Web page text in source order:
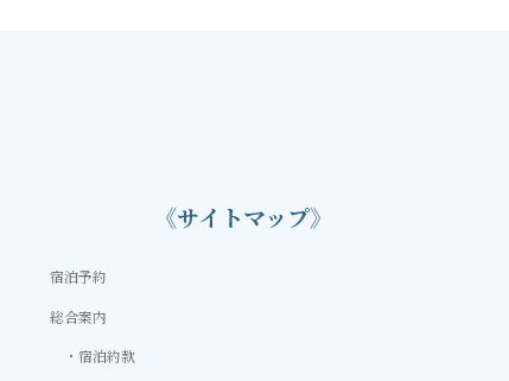
《サイトマップ》
宿泊予約
総合案内
宿泊約款